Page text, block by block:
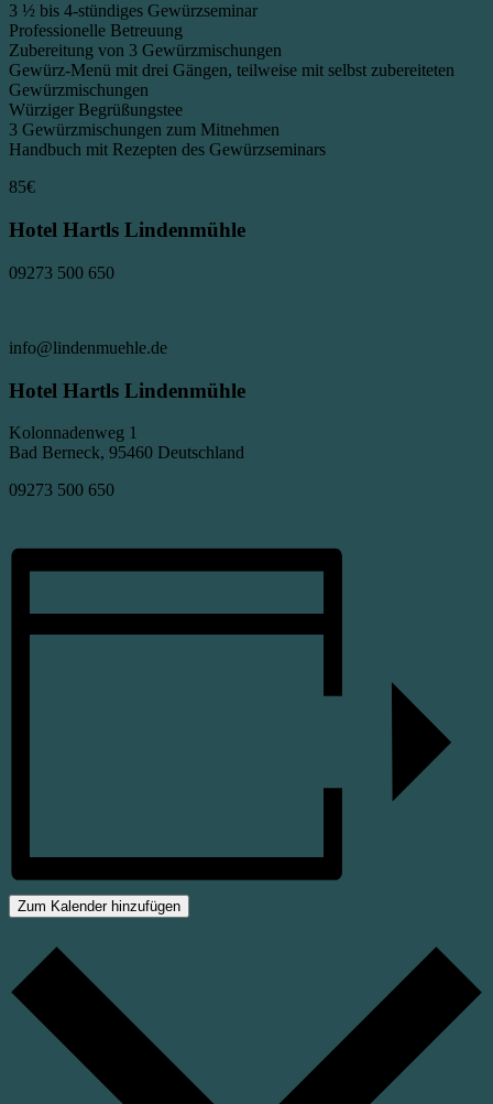
3 ½ bis 4-stündiges Gewürzseminar
Professionelle Betreuung
Zubereitung von 3 Gewürzmischungen
Gewürz-Menü mit drei Gängen, teilweise mit selbst zubereiteten
Gewürzmischungen
Würziger Begrüßungstee
3 Gewürzmischungen zum Mitnehmen
Handbuch mit Rezepten des Gewürzseminars
85€
Hotel Hartls Lindenmühle
09273 500 650
info@lindenmuehle.de
Hotel Hartls Lindenmühle
Kolonnadenweg 1
Bad Berneck, 95460 Deutschland
09273 500 650
Zum Kalender hinzufügen